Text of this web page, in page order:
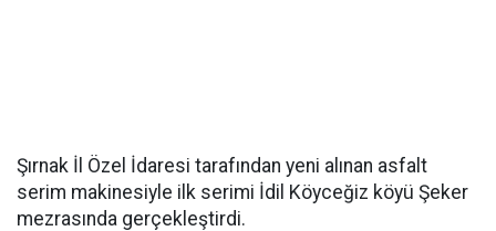
Şırnak İl Özel İdaresi tarafından yeni alınan asfalt
serim makinesiyle ilk serimi İdil Köyceğiz köyü Şeker
mezrasında gerçekleştirdi.